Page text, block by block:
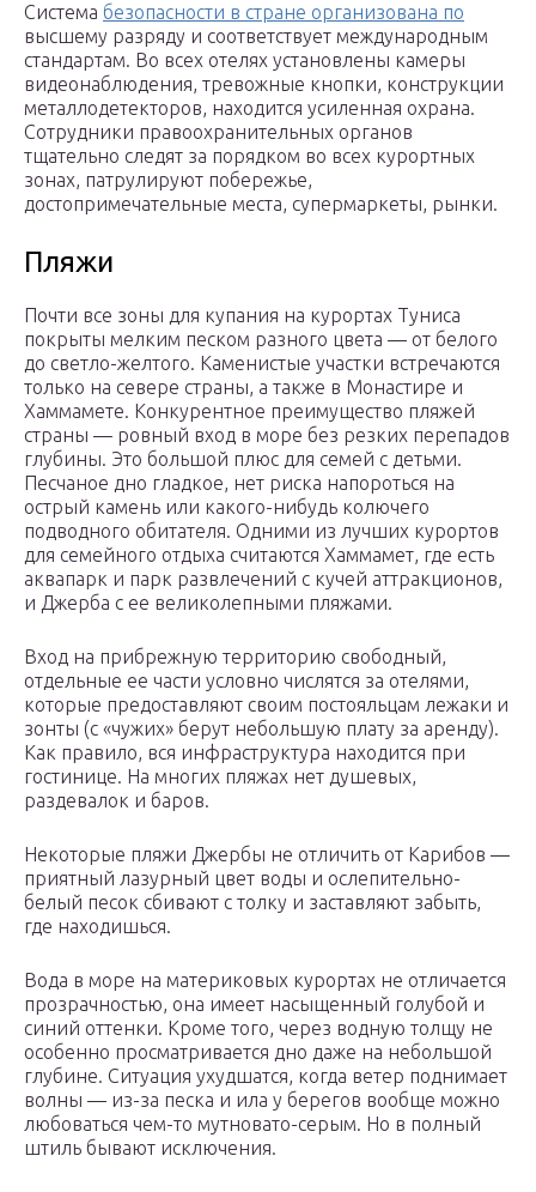
Система безопасности в стране организована по
высшему разряду и соответствует международным
стандартам. Во всех отелях установлены камеры
видеонаблюдения, тревожные кнопки, конструкции
металлодетекторов, находится усиленная охрана.
Сотрудники правоохранительных органов
тщательно следят за порядком во всех курортных
зонах, патрулируют побережье,
достопримечательные места, супермаркеты, рынки.
Пляжи
Почти все зоны для купания на курортах Туниса
покрыты мелким песком разного цвета — от белого
до светло-желтого. Каменистые участки встречаются
только на севере страны, а также в Монастире и
Хаммамете. Конкурентное преимущество пляжей
страны — ровный вход в море без резких перепадов
глубины. Это большой плюс для семей с детьми.
Песчаное дно гладкое, нет риска напороться на
острый камень или какого-нибудь колючего
подводного обитателя. Одними из лучших курортов
для семейного отдыха считаются Хаммамет, где есть
аквапарк и парк развлечений с кучей аттракционов,
и Джерба с ее великолепными пляжами.
Вход на прибрежную территорию свободный,
отдельные ее части условно числятся за отелями,
которые предоставляют своим постояльцам лежаки и
зонты (с «чужих» берут небольшую плату за аренду).
Как правило, вся инфраструктура находится при
гостинице. На многих пляжах нет душевых,
раздевалок и баров.
Некоторые пляжи Джербы не отличить от Карибов —
приятный лазурный цвет воды и ослепительно-
белый песок сбивают с толку и заставляют забыть,
где находишься.
Вода в море на материковых курортах не отличается
прозрачностью, она имеет насыщенный голубой и
синий оттенки. Кроме того, через водную толщу не
особенно просматривается дно даже на небольшой
глубине. Ситуация ухудшатся, когда ветер поднимает
волны — из-за песка и ила у берегов вообще можно
любоваться чем-то мутновато-серым. Но в полный
штиль бывают исключения.